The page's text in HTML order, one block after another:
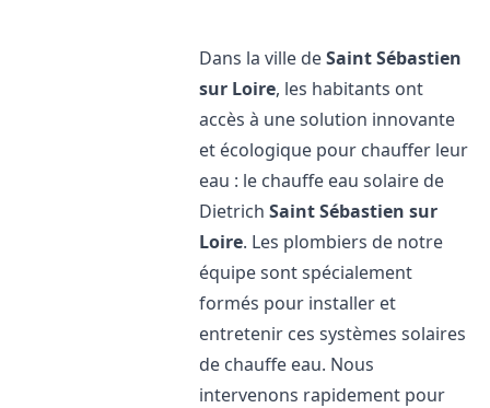
Dans la ville deSaint Sébastien
sur Loire, les habitants ont
accès à une solution innovante
et écologique pour chauffer leur
eau : le chauffe eau solaire de
DietrichSaint Sébastien sur
Loire. Les plombiers de notre
équipe sont spécialement
formés pour installer et
entretenir ces systèmes solaires
de chauffe eau. Nous
intervenons rapidement pour